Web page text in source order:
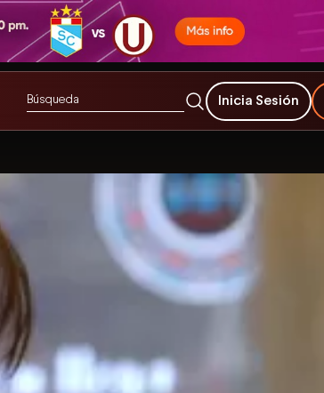
Inicia Sesión